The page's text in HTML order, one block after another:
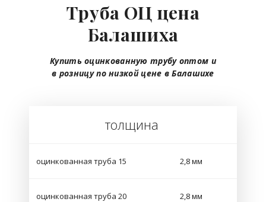
Труба ОЦ цена
Балашиха
Купить оцинкованную трубу оптом и
в розницу по низкой цене в Балашихе
толщина
оцинкованная труба 15 2,8 мм
оцинкованная труба 20 2,8 мм